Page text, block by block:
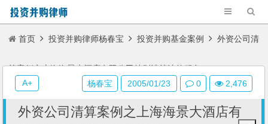
首页 投资并购律师杨春宝 投资并购基金案例 外资公司清
算案例之上海海景大酒店有限公司特别清算法律服务
外资公司清算案例之上海海景大酒店有
杨春宝 2005/01/23 0 2,476
A+